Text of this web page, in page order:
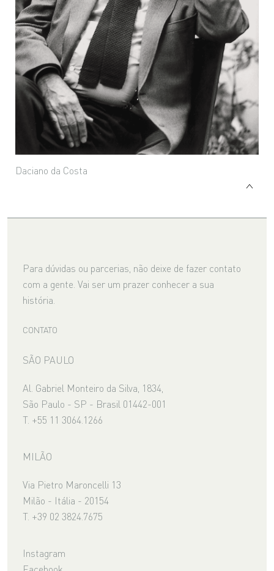
Daciano da Costa
Para dúvidas ou parcerias, não deixe de fazer contato
com a gente. Vai ser um prazer conhecer a sua
história.
CONTATO
SÃO PAULO
Al. Gabriel Monteiro da Silva, 1834,
São Paulo - SP - Brasil 01442-001
T. +55 11 3064.1266
MILÃO
Via Pietro Maroncelli 13
Milão - Itália - 20154
T. +39 02 3824.7675
Instagram